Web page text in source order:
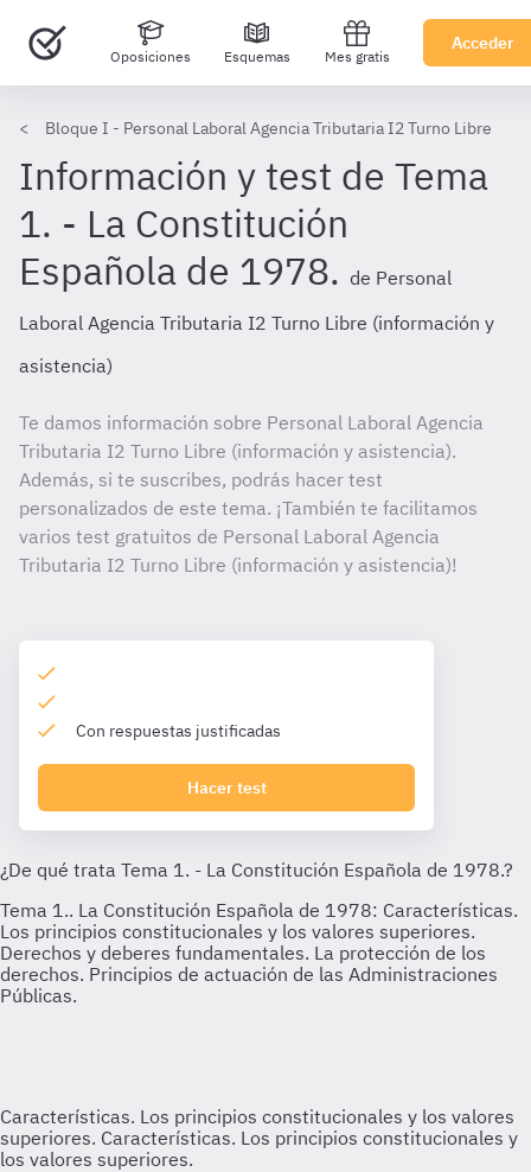
Oposiciones Esquemas Mes gratis
Acceder
Bloque I - Personal Laboral Agencia Tributaria I2 Turno Libre
Información y test de Tema
1. - La Constitución
Española de 1978. de Personal
Laboral Agencia Tributaria I2 Turno Libre (información y
asistencia)
Te damos información sobre Personal Laboral Agencia
Tributaria I2 Turno Libre (información y asistencia).
Además, si te suscribes, podrás hacer test
personalizados de este tema. ¡También te facilitamos
varios test gratuitos de Personal Laboral Agencia
Tributaria I2 Turno Libre (información y asistencia)!
Con respuestas justificadas
Hacer test
Características. Los principios constitucionales y los valores
superiores. Características. Los principios constitucionales y
los valores superiores.